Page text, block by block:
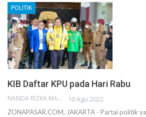
POLITIK
KIB Daftar KPU pada Hari Rabu
NANDA RIZKA MAHENDRA 10 Agu 2022
ZONAPASAR.COM, JAKARTA - Partai politik